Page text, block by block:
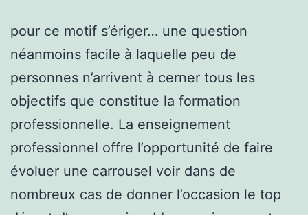
pour ce motif s’ériger… une question
néanmoins facile à laquelle peu de
personnes n’arrivent à cerner tous les
objectifs que constitue la formation
professionnelle. La enseignement
professionnel offre l’opportunité de faire
évoluer une carrousel voir dans de
nombreux cas de donner l’occasion le top